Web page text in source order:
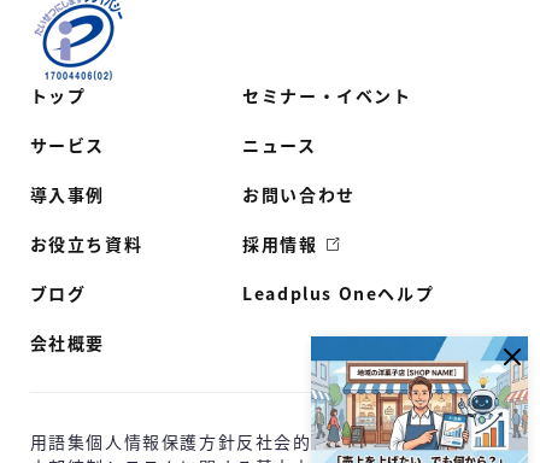
トップ
サービス
導入事例
お役立ち資料
ブログ
会社概要
セミナー・イベント
ニュース
お問い合わせ
採用情報
Leadplus Oneヘルプ
用語集個人情報保護方針反社会的勢力に対する基本方針